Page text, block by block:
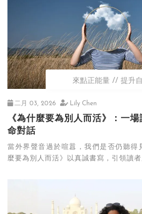
來點正能量 提升
二月 03, 2026 Lily Chen
《為什麼要為別人而活》：一
命對話
當外界聲音過於喧囂，我們是否仍聽得
麼要為別人而活》以真誠書寫，引領讀者